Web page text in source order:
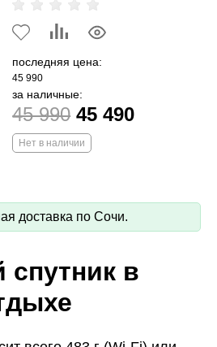
последняя цена:
45 990
за наличные:
45 990 45 490
Нет в наличии
доставка по Сочи.
в